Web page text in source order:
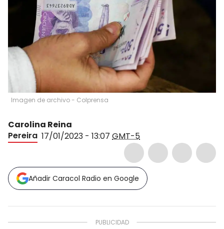
Imagen de archivo - Colprensa
Carolina Reina
Pereira 17/01/2023 - 13:07 GMT-5
Añadir Caracol Radio en Google